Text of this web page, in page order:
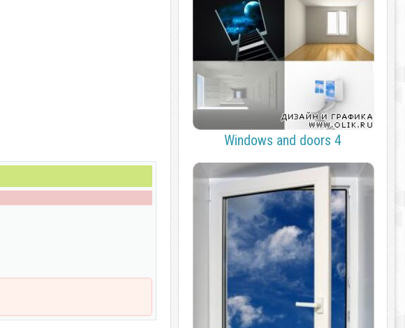
Windows and doors 4